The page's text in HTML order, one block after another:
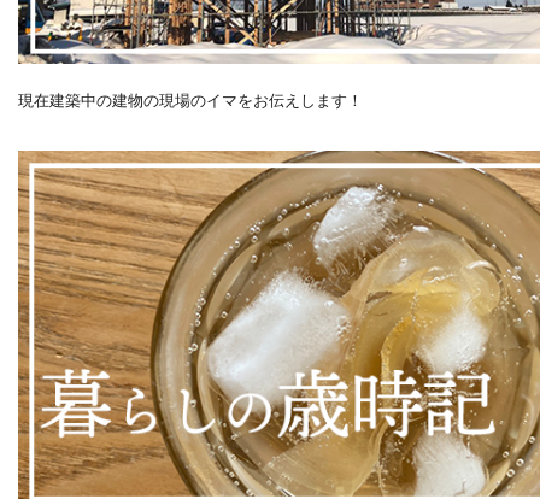
現在建築中の建物の現場のイマをお伝えします！